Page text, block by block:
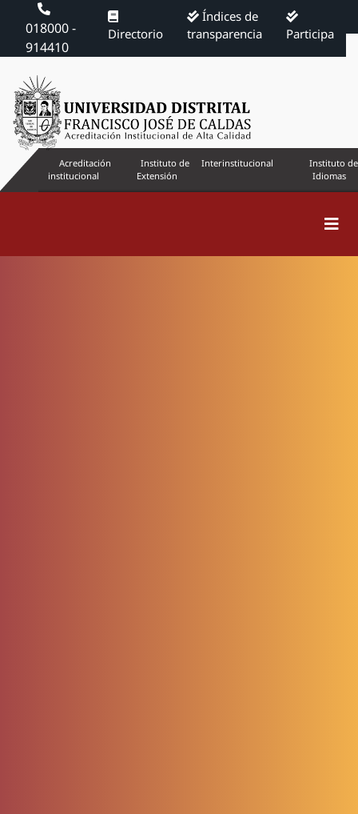
018000 -
914410
Directorio
Índices de
transparencia
Participa
Acreditación
institucional
Instituto de
Extensión
Interinstitucional
Instituto de
Idiomas